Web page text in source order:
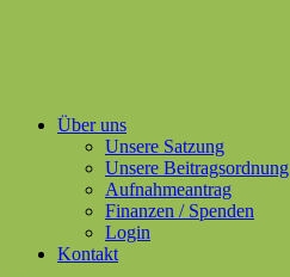
Über uns
Unsere Satzung
Unsere Beitragsordnung
Aufnahmeantrag
Finanzen / Spenden
Login
Kontakt